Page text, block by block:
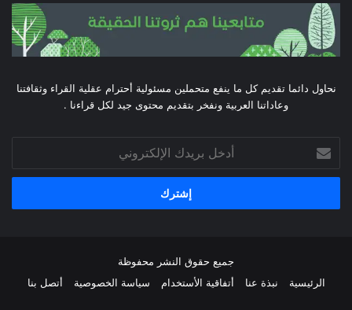
نحاول دائما تقديم كل ما ينفع متحملين مسئولية أحترام عقلية القراء وثقافتنا
وعاداتنا العربية ونفخر بتقديم محتوى جيد لكل قراءنا .
بريدك
الإلكتروني
جميع حقوق النشر محفوظة
الرئيسية
نبذة عنا أتفاقية الأستخدام سياسة الخصوصية أتصل بنا